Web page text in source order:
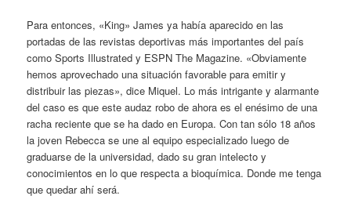
Para entonces, «King» James ya había aparecido en las
portadas de las revistas deportivas más importantes del país
como Sports Illustrated y ESPN The Magazine. «Obviamente
hemos aprovechado una situación favorable para emitir y
distribuir las piezas», dice Miquel. Lo más intrigante y alarmante
del caso es que este audaz robo de ahora es el enésimo de una
racha reciente que se ha dado en Europa. Con tan sólo 18 años
la joven Rebecca se une al equipo especializado luego de
graduarse de la universidad, dado su gran intelecto y
conocimientos en lo que respecta a bioquímica. Donde me tenga
que quedar ahí será.